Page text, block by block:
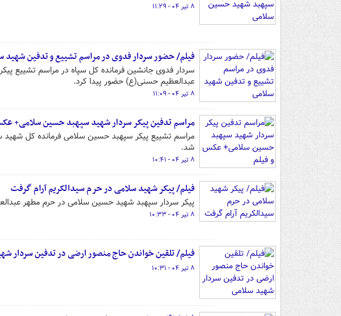
۸ تیر ۰۴ - ۱۱:۲۹
فیلم/ حضور سردار فدوی در مراسم تشییع و تدفین شهید
سردار فدوی جانشین فرمانده کل سپاه در مراسم تشییع
عبدالعظیم حسنی(ع) حضور پیدا کرد.
۸ تیر ۰۴ - ۱۱:۰۹
مراسم تدفین پیکر سردار شهید سپهبد حسین سلامی+
مراسم تشییع پیکر سپهبد حسین سلامی فرمانده کل شهید
شد.
۸ تیر ۰۴ - ۱۰:۴۱
فیلم/ پیکر شهید سلامی در حرم سیدالکریم آرام گرفت
پیکر سردار سپهبد شهید حسین سلامی در حرم مطهر
۸ تیر ۰۴ - ۱۰:۳۳
فیلم/ تلقین خواندن حاج منصور ارضی در تدفین سردار
۸ تیر ۰۴ - ۱۰:۳۱